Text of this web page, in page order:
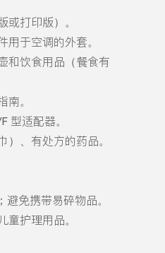
或打印版）。
用于空调的外套。
和饮食用品（餐食有
南。
型适配器。
）、有处方的药品。
免携带易碎物品。
童护理用品。